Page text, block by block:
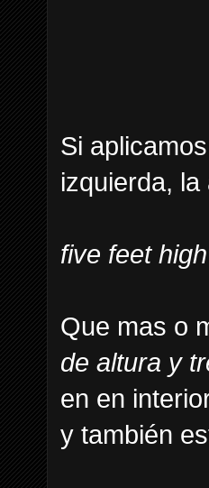
Si
izquierda,
five feet
Que mas o
de altura y
en en
y también